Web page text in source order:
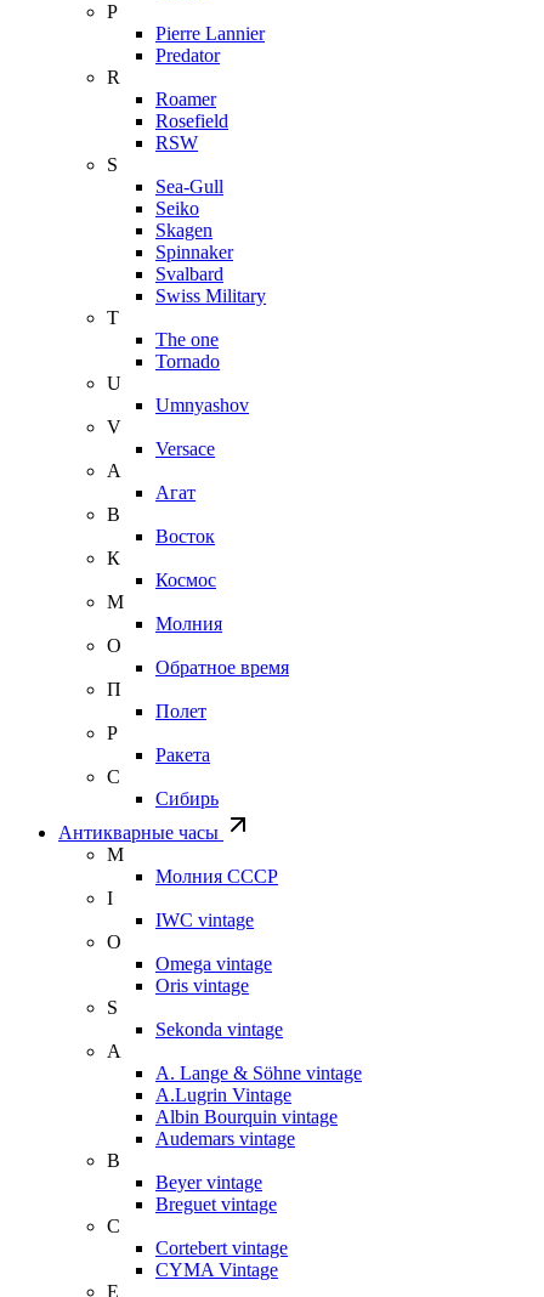
P
Pierre Lannier
Predator
R
Roamer
Rosefield
RSW
S
Sea-Gull
Seiko
Skagen
Spinnaker
Svalbard
Swiss Military
T
The one
Tornado
U
Umnyashov
V
Versace
А
Агат
В
Восток
К
Космос
М
Молния
О
Обратное время
П
Полет
Р
Ракета
С
Сибирь
Антикварные часы
М
Молния СССР
I
IWC vintage
O
Omega vintage
Oris vintage
S
Sekonda vintage
A
A. Lange & Söhne vintage
A.Lugrin Vintage
Albin Bourquin vintage
Audemars vintage
B
Beyer vintage
Breguet vintage
C
Cortebert vintage
CYMA Vintage
E